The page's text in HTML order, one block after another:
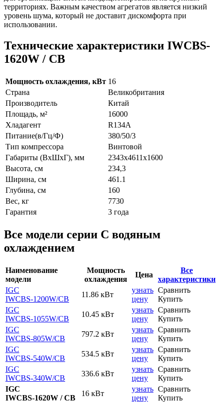
территориях. Важным качеством агрегатов является низкий
уровень шума, который не доставит дискомфорта при
использовании.
Технические характеристики IWCBS-
1620W / CB
Мощность охлаждения, кВт 16
Страна
Великобритания
Производитель
Китай
Площадь, м²
16000
Хладагент
R134A
Питание(в/Гц/Ф)
380/50/3
Тип компрессора
Винтовой
Габариты (ВxШxГ), мм
2343x4611x1600
Высота, см
234,3
Ширина, см
461.1
Глубина, см
160
Вес, кг
7730
Гарантия
3 года
Все модели серии С водяным
охлаждением
Наименование
модели
Мощность
охлаждения
Цена
Все
характеристики
IGC
IWCBS-1200W/CB
11.86 кВт
узнать
цену
Сравнить
Купить
IGC
IWCBS-1055W/CB
10.45 кВт
узнать
цену
Сравнить
Купить
IGC
IWCBS-805W/CB
797.2 кВт
узнать
цену
Сравнить
Купить
IGC
IWCBS-540W/CB
534.5 кВт
узнать
цену
Сравнить
Купить
IGC
IWCBS-340W/CB
336.6 кВт
узнать
цену
Сравнить
Купить
IGC
IWCBS-1620W / CB
16 кВт
узнать
цену
Сравнить
Купить